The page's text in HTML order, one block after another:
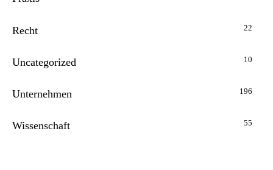
Recht 22
Uncategorized 10
Unternehmen 196
Wissenschaft 55